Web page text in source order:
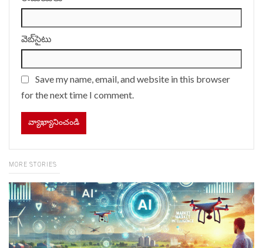
వెబ్‌సైటు
Save my name, email, and website in this browser
for the next time I comment.
MORE STORIES